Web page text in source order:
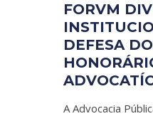
FORVM
DEFESA
A Advocacia